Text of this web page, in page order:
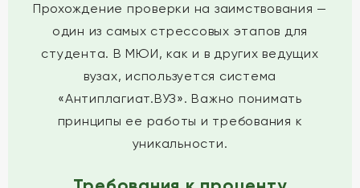
Прохождение проверки на заимствования —
один из самых стрессовых этапов для
студента. В МЮИ, как и в других ведущих
вузах, используется система
«Антиплагиат.ВУЗ». Важно понимать
принципы ее работы и требования к
уникальности.